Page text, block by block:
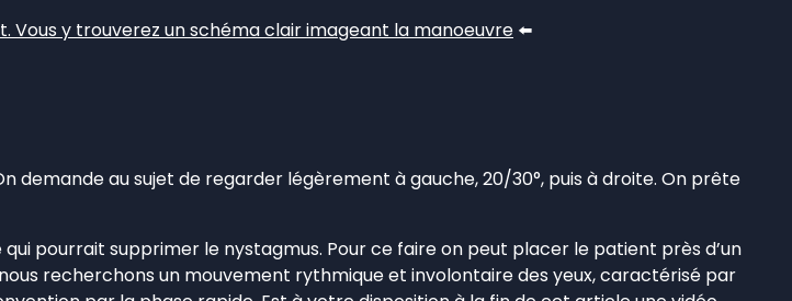
Vous y trouverez un schéma clair imageant la manoeuvre ⬅️
demande au sujet de regarder légèrement à gauche, 20/30°, puis à droite. On prête
pourrait supprimer le nystagmus. Pour ce faire on peut placer le patient près d’un
recherchons un mouvement rythmique et involontaire des yeux, caractérisé par